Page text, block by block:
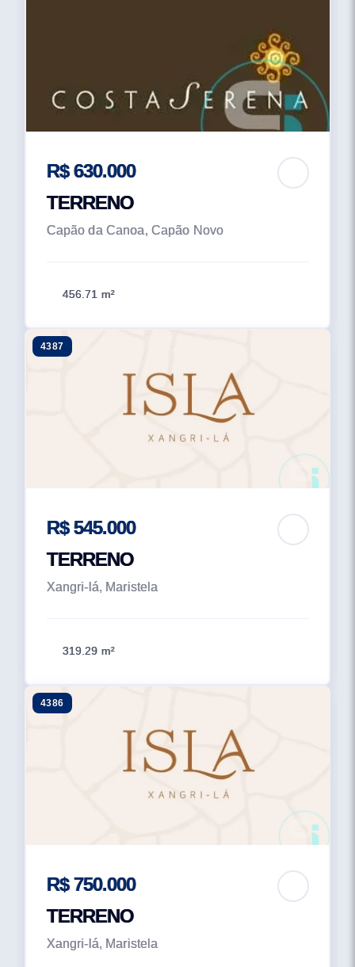
R$ 630.000
TERRENO
Capão da Canoa, Capão Novo
456.71 m²
4387
R$ 545.000
TERRENO
Xangri-lá, Maristela
319.29 m²
4386
R$ 750.000
TERRENO
Xangri-lá, Maristela